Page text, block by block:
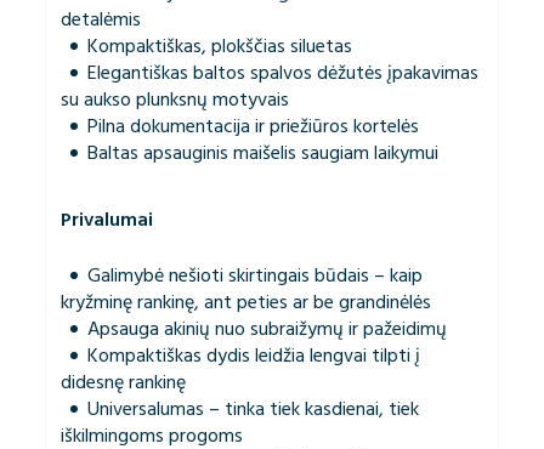
detalėmis
Kompaktiškas, plokščias siluetas
Elegantiškas baltos spalvos dėžutės įpakavimas
su aukso plunksnų motyvais
Pilna dokumentacija ir priežiūros kortelės
Baltas apsauginis maišelis saugiam laikymui
Privalumai
Galimybė nešioti skirtingais būdais – kaip
kryžminę rankinę, ant peties ar be grandinėlės
Apsauga akinių nuo subraižymų ir pažeidimų
Kompaktiškas dydis leidžia lengvai tilpti į
didesnę rankinę
Universalumas – tinka tiek kasdienai, tiek
iškilmingoms progoms